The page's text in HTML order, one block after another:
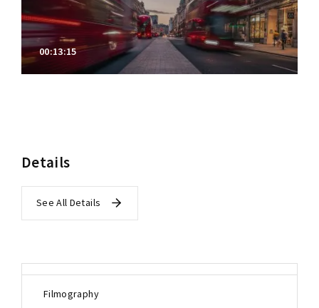
00:13:15
Details
See All Details
Filmography